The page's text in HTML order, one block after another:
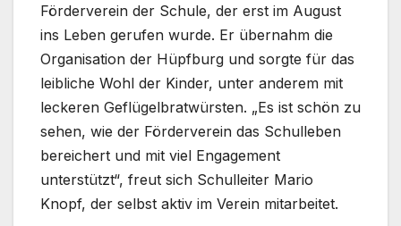
Förderverein der Schule, der erst im August
ins Leben gerufen wurde. Er übernahm die
Organisation der Hüpfburg und sorgte für das
leibliche Wohl der Kinder, unter anderem mit
leckeren Geflügelbratwürsten. „Es ist schön zu
sehen, wie der Förderverein das Schulleben
bereichert und mit viel Engagement
unterstützt“, freut sich Schulleiter Mario
Knopf, der selbst aktiv im Verein mitarbeitet.